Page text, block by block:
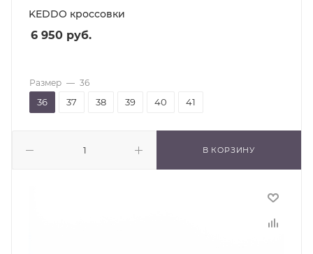
KEDDO кроссовки
6 950 руб.
В КОРЗИНУ
Размер — 36
36 37 38 39 40 41